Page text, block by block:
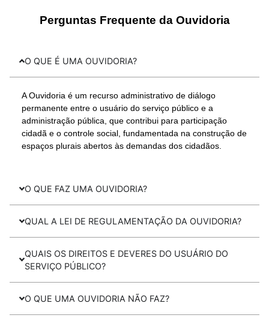
Perguntas Frequente da Ouvidoria
O QUE É UMA OUVIDORIA?
A Ouvidoria é um recurso administrativo de diálogo
permanente entre o usuário do serviço público e a
administração pública, que contribui para participação
cidadã e o controle social, fundamentada na construção de
espaços plurais abertos às demandas dos cidadãos.
O QUE FAZ UMA OUVIDORIA?
QUAL A LEI DE REGULAMENTAÇÃO DA OUVIDORIA?
QUAIS OS DIREITOS E DEVERES DO USUÁRIO DO
SERVIÇO PÚBLICO?
O QUE UMA OUVIDORIA NÃO FAZ?